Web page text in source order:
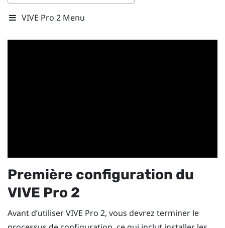
VIVE Pro 2 Menu
Première configuration du
VIVE Pro 2
Avant d’utiliserVIVE Pro 2, vous devrez terminer le